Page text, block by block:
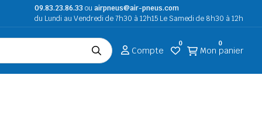
09.83.23.86.33ou airpneus@air-pneus.com
du Lundi au Vendredi de 7h30 à 12h15 Le Samedi de 8h30 à 12h
Compte
0
Mon panier
0